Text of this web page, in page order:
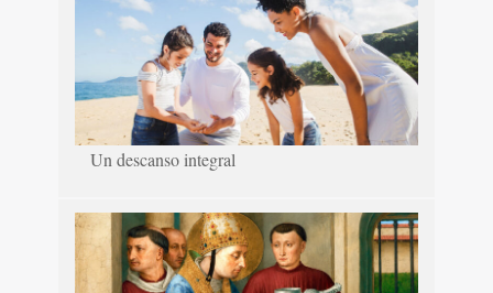
Un descanso integral